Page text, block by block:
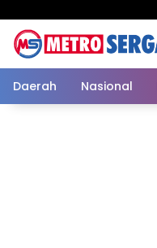
Daerah Nasional